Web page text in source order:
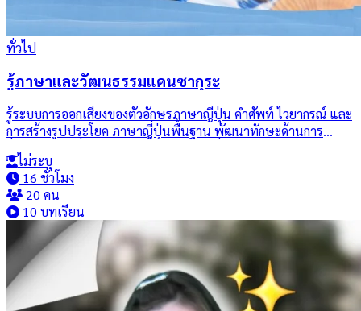
ทั่วไป
รู้ภาษาและวัฒนธรรมแดนซากุระ
รู้ระบบการออกเสียงของตัวอักษรภาษาญี่ปุ่น คําศัพท์ ไวยากรณ์ และ
การสร้างรูปประโยค ภาษาญี่ปุ่นพื้นฐาน พัฒนาทักษะด้านการ
ประจําวันได้ ตลอดจนใช้ภาษากับการเรียนรู้วัฒนธรรมญี่ปุ่น
ตระหนักและเห็นคุณค่าของภาษาและ วัฒนธรรมญี่ปุ่น และสามา
รถนําความรู้ทางภาษาและวัฒนธรรมญี่ปุ่นไปประยุกต์ใช้ในการดํา
รงชีวิต และ การประกอบอาชีพในอนาคตได้
ไม่ระบุ
16 ชั่วโมง
20 คน
10 บทเรียน